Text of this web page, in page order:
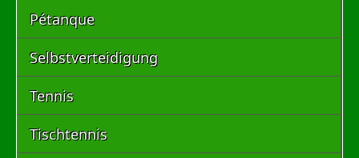
Pétanque
Selbstverteidigung
Tennis
Tischtennis